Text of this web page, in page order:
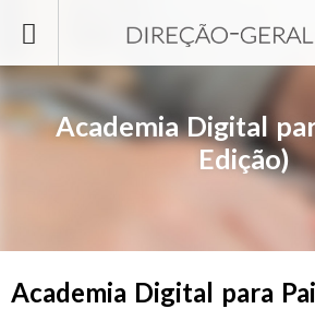
Academia Digital
Edição)
Academia Digital para